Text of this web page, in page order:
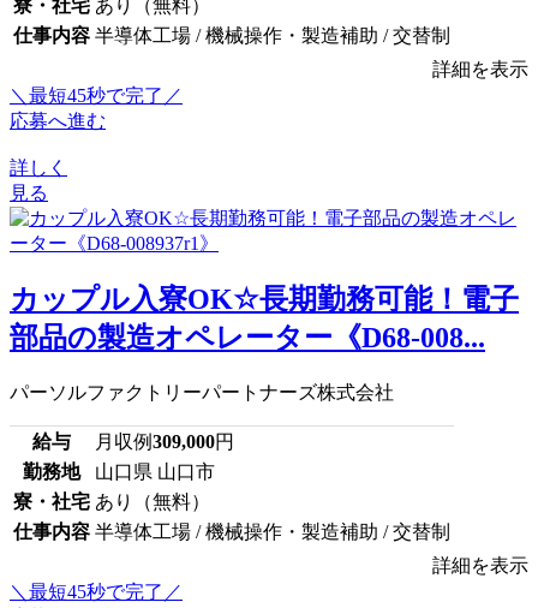
寮・社宅 あり（無料）
仕事内容 半導体工場 / 機械操作・製造補助 / 交替制
詳細を表示
＼最短45秒で完了／
応募へ進む
詳しく
見る
カップル入寮OK☆長期勤務可能！電子
部品の製造オペレーター《D68-008...
パーソルファクトリーパートナーズ株式会社
給与 月収例309,000円
勤務地
山口県 山口市
寮・社宅 あり（無料）
仕事内容 半導体工場 / 機械操作・製造補助 / 交替制
詳細を表示
＼最短45秒で完了／